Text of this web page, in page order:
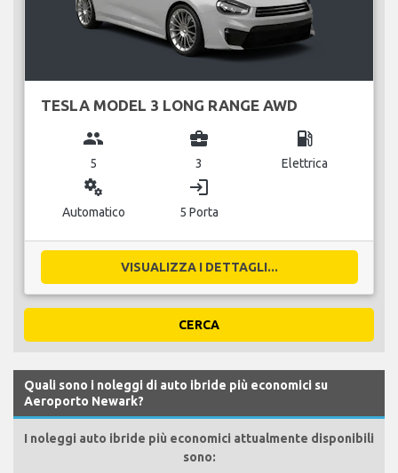
TESLA MODEL 3 LONG RANGE AWD
group
5
business_center
3
local_gas_station
Elettrica
miscellaneous_services
Automatico
login
5 Porta
VISUALIZZA I DETTAGLI...
CERCA
Quali sono i noleggi di auto ibride più economici su
Aeroporto Newark?
I noleggi auto ibride più economici attualmente disponibili
sono: